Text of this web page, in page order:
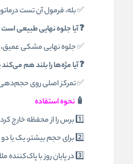
✅ بله، فرمول آن تست
❓ آیا جلوه نهایی طبیعی است
✅ جلوه نهایی مشکی
❓ آیا مژه‌ها را بلند هم
✅ تمرکز اصلی روی حجم‌دهی
🧴 نحوه استفاده
1️⃣ برس را از محفظه خارج کرده و از ریشه تا نوک با حرکت مستقیم بکشید
2️⃣ برای حجم بیشتر، یک یا دو لایه دیگر اعمال کنید و اجازه دهید خشک شود
3️⃣ در پایان روز با پاک‌کننده ملایم آرایش چشم پاک شود